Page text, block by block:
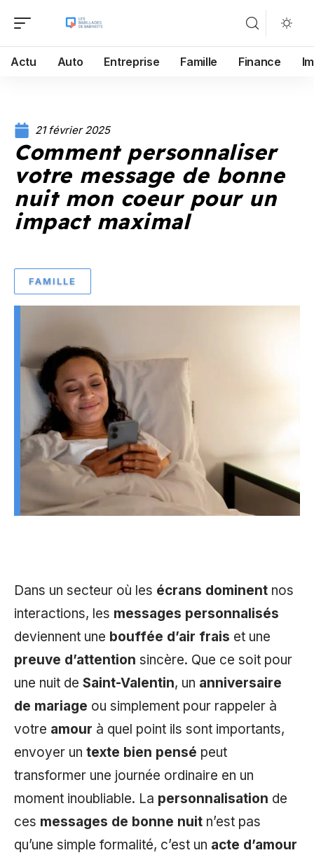
Actu Auto Entreprise Famille Finance
21 février 2025
Comment personnaliser
votre message de bonne
nuit mon coeur pour un
impact maximal
FAMILLE
Dans un secteur où les écrans dominent nos
interactions, les messages personnalisés
deviennent une bouffée d’air frais et une
preuve d’attention sincère. Que ce soit pour
une nuit de Saint-Valentin, un anniversaire
de mariage ou simplement pour rappeler à
votre amour à quel point ils sont importants,
envoyer un texte bien pensé peut
transformer une journée ordinaire en un
moment inoubliable. La personnalisation de
ces messages de bonne nuit n’est pas
qu’une simple formalité, c’est un acte d’amour